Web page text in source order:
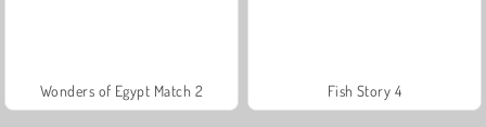
Wonders of Egypt Match 2 Fish Story 4